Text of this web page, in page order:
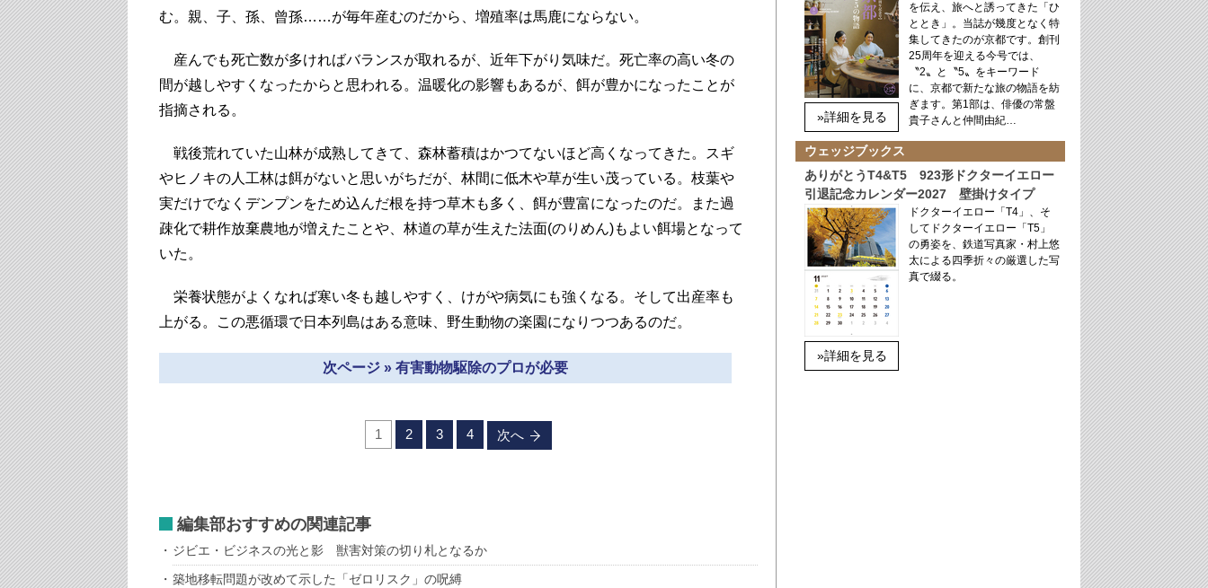
む。親、子、孫、曾孫……が毎年産むのだから、増殖率は馬鹿にならない。
産んでも死亡数が多ければバランスが取れるが、近年下がり気味だ。死亡率の高い冬の
間が越しやすくなったからと思われる。温暖化の影響もあるが、餌が豊かになったことが
指摘される。
戦後荒れていた山林が成熟してきて、森林蓄積はかつてないほど高くなってきた。スギ
やヒノキの人工林は餌がないと思いがちだが、林間に低木や草が生い茂っている。枝葉や
実だけでなくデンプンをため込んだ根を持つ草木も多く、餌が豊富になったのだ。また過
疎化で耕作放棄農地が増えたことや、林道の草が生えた法面(のりめん)もよい餌場となって
いた。
栄養状態がよくなれば寒い冬も越しやすく、けがや病気にも強くなる。そして出産率も
上がる。この悪循環で日本列島はある意味、野生動物の楽園になりつつあるのだ。
次ページ » 有害動物駆除のプロが必要
1 2 3 4 次へ
編集部おすすめの関連記事
ジビエ・ビジネスの光と影 獣害対策の切り札となるか
築地移転問題が改めて示した「ゼロリスク」の呪縛
»詳細を見る
を伝え、旅へと誘ってきた「ひ
ととき」。当誌が幾度となく特
集してきたのが京都です。創刊
25周年を迎える今号では、
〝2〟と〝5〟をキーワード
に、京都で新たな旅の物語を紡
ぎます。第1部は、俳優の常盤
貴子さんと仲間由紀…
ウェッジブックス
ありがとうT4&T5 923形ドクターイエロー
引退記念カレンダー2027 壁掛けタイプ
»詳細を見る
ドクターイエロー「T4」、そ
してドクターイエロー「T5」
の勇姿を、鉄道写真家・村上悠
太による四季折々の厳選した写
真で綴る。